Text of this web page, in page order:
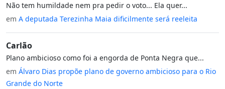
Não tem humildade nem pra pedir o voto... Ela quer...
em A deputada Terezinha Maia dificilmente será reeleita
Carlão
Plano ambicioso como foi a engorda de Ponta Negra que...
em Álvaro Dias propõe plano de governo ambicioso para o Rio
Grande do Norte